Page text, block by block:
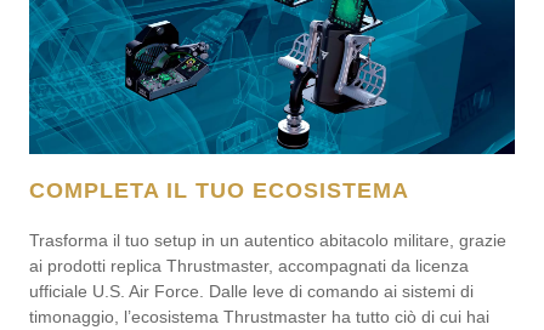
COMPLETA IL TUO ECOSISTEMA
Trasforma il tuo setup in un autentico abitacolo militare, grazie
ai prodotti replica Thrustmaster, accompagnati da licenza
ufficiale U.S. Air Force. Dalle leve di comando ai sistemi di
timonaggio, l’ecosistema Thrustmaster ha tutto ciò di cui hai